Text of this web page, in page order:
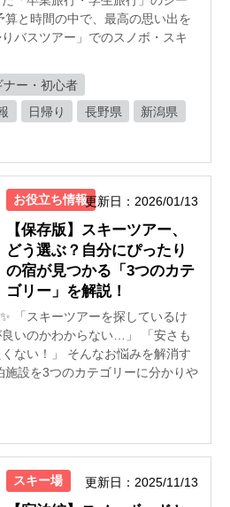
算と時間の中で、最高の思い出を
バスツアー」でのスノボ・スキ
ナー・初心者
日帰り 長野県
新潟県
お役立ち情報更新日：2026/01/13
【保存版】スキーツアー、
どう選ぶ？自分にぴったり
の宿が見つかる「3つのカテ
ゴリー」を解説！
「スキーツアーを探しているけ
いのかわからない…」 「安さも
ない！」 そんなお悩みを解消す
施設を3つのカテゴリーに分かりや
スキー場 更新日：2025/11/13